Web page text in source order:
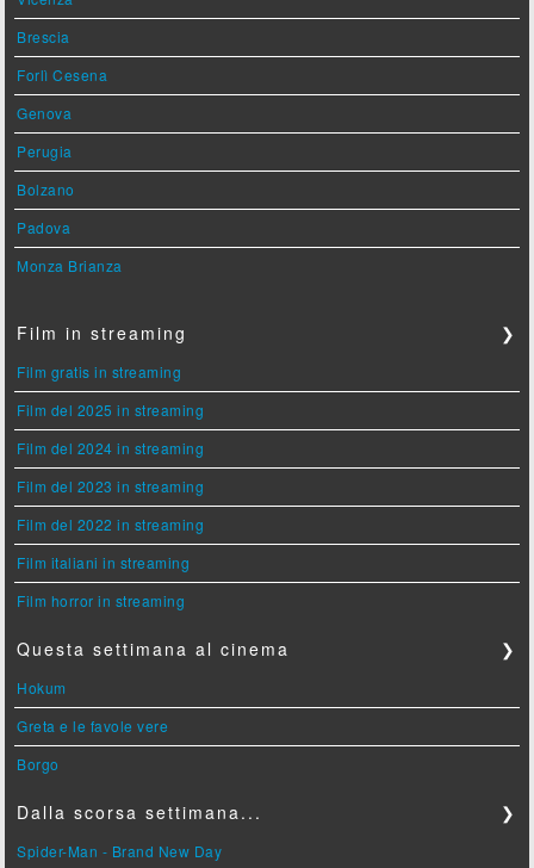
Brescia
Forlì Cesena
Genova
Perugia
Bolzano
Padova
Monza Brianza
Film in streaming ❯
Film gratis in streaming
Film del 2025 in streaming
Film del 2024 in streaming
Film del 2023 in streaming
Film del 2022 in streaming
Film italiani in streaming
Film horror in streaming
Questa settimana al cinema ❯
Hokum
Greta e le favole vere
Borgo
Dalla scorsa settimana... ❯
Spider-Man - Brand New Day